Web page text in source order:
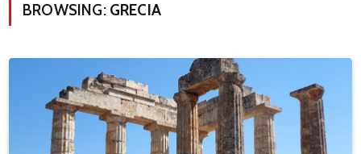
BROWSING: GRECIA